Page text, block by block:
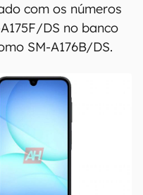
com os números
DS no banco
SM-A176B/DS.